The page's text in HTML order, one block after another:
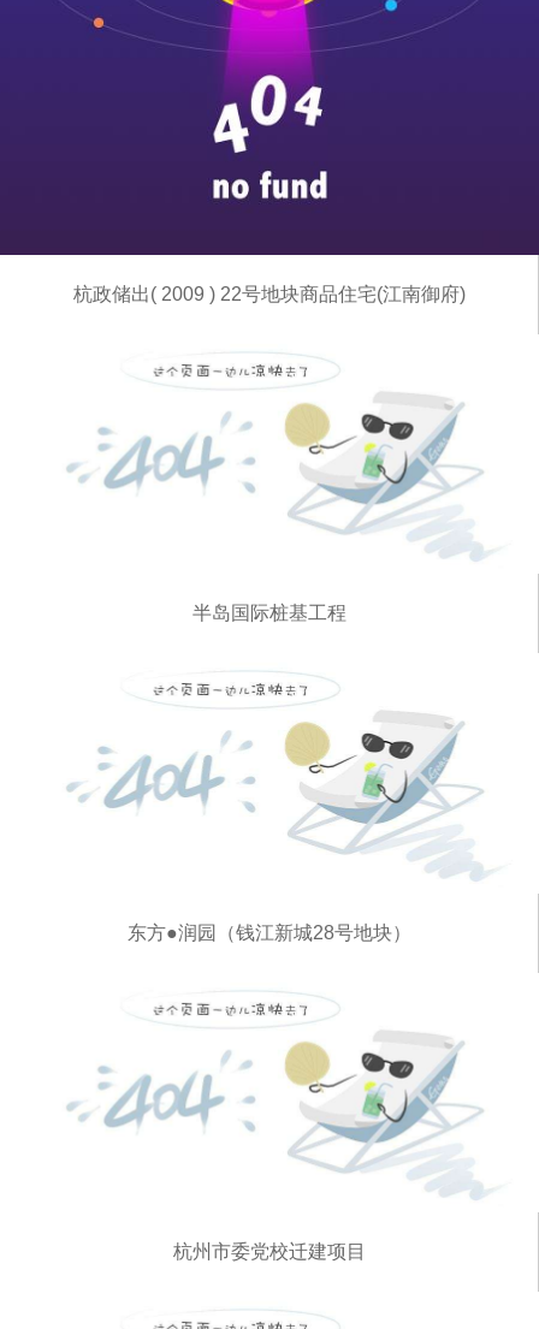
杭政储出( 2009 ) 22号地块商品住宅(江南御府)
半岛国际桩基工程
东方●润园（钱江新城28号地块）
杭州市委党校迁建项目